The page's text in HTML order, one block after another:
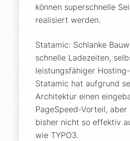
können superschnelle
realisiert werden.
Statamic: Schlanke
schnelle Ladezeiten,
leistungsfähiger
Statamic hat aufgrund
Architektur einen
PageSpeed-Vorteil,
bisher nicht so effektiv
wie TYPO3.